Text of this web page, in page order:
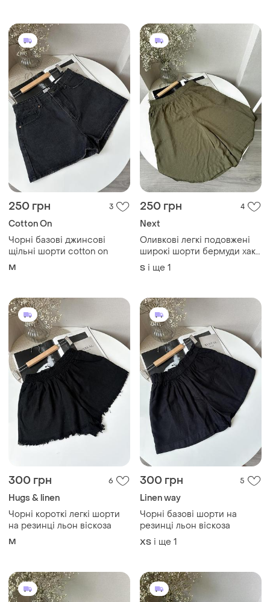
250 грн 3
Cotton On
Чорні базові джинсові
щільні шорти cotton on
M
250 грн 4
Next
Оливкові легкі подовжені
широкі шорти бермуди хакі
віскоза
S і ще 1
300 грн 6
Hugs & linen
Чорні короткі легкі шорти
на резинці льон віскоза
M
300 грн 5
Linen way
Чорні базові шорти на
резинці льон віскоза
ХS і ще 1